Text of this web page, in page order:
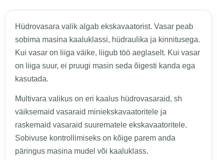
Hüdrovasara valik algab ekskavaatorist. Vasar peab
sobima masina kaaluklassi, hüdraulika ja kinnitusega.
Kui vasar on liiga väike, liigub töö aeglaselt. Kui vasar
on liiga suur, ei pruugi masin seda õigesti kanda ega
kasutada.
Multivara valikus on eri kaalus hüdrovasaraid, sh
väiksemaid vasaraid miniekskavaatoritele ja
raskemaid vasaraid suurematele ekskavaatoritele.
Sobivuse kontrollimiseks on kõige parem anda
päringus masina mudel või kaaluklass.